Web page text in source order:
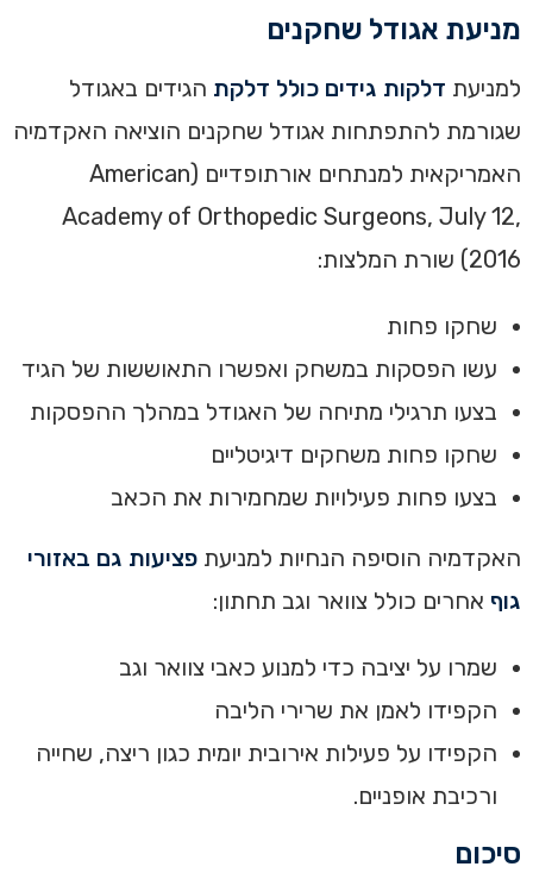
מניעת אגודל שחקנים
למניעת דלקות גידים כולל דלקת הגידים באגודל
שגורמת להתפתחות אגודל שחקנים הוציאה האקדמיה
האמריקאית למנתחים אורתופדיים (American
Academy of Orthopedic Surgeons, July 12,
2016) שורת המלצות:
שחקו פחות
עשו הפסקות במשחק ואפשרו התאוששות של הגיד
בצעו תרגילי מתיחה של האגודל במהלך ההפסקות
שחקו פחות משחקים דיגיטליים
בצעו פחות פעילויות שמחמירות את הכאב
האקדמיה הוסיפה הנחיות למניעת פציעות גם באזורי
גוף אחרים כולל צוואר וגב תחתון:
שמרו על יציבה כדי למנוע כאבי צוואר וגב
הקפידו לאמן את שרירי הליבה
הקפידו על פעילות אירובית יומית כגון ריצה, שחייה
ורכיבת אופניים.
סיכום